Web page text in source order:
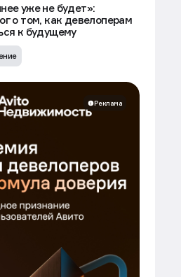
уже не будет»:
о том, как девелоперам
к будущему
Реклама